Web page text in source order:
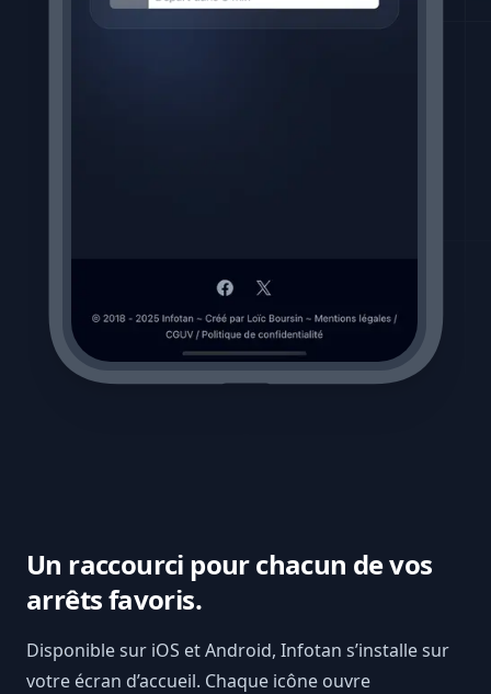
Un raccourci pour chacun de vos
arrêts favoris.
Disponible sur iOS et Android, Infotan s’installe sur
votre écran d’accueil. Chaque icône ouvre